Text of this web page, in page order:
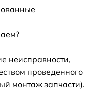
неисправности,
проведенного
монтаж запчасти).